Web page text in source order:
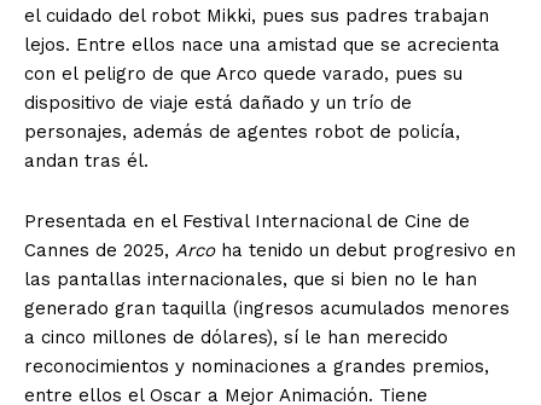
el cuidado del robot Mikki, pues sus padres trabajan
lejos. Entre ellos nace una amistad que se acrecienta
con el peligro de que Arco quede varado, pues su
dispositivo de viaje está dañado y un trío de
personajes, además de agentes robot de policía,
andan tras él.
Presentada en el Festival Internacional de Cine de
Cannes de 2025, Arcoha tenido un debut progresivo en
las pantallas internacionales, que si bien no le han
generado gran taquilla (ingresos acumulados menores
a cinco millones de dólares), sí le han merecido
reconocimientos y nominaciones a grandes premios,
entre ellos el Oscar a Mejor Animación. Tiene